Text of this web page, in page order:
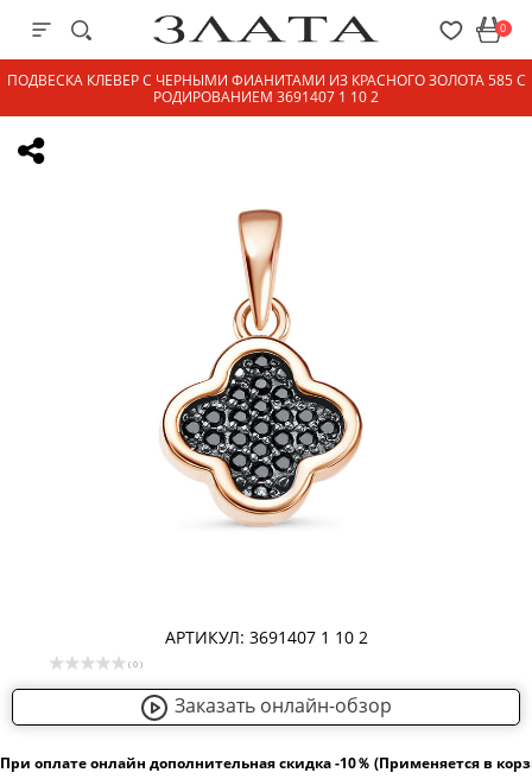
0
ПОДВЕСКА КЛЕВЕР С ЧЕРНЫМИ ФИАНИТАМИ ИЗ КРАСНОГО ЗОЛОТА 585 С
РОДИРОВАНИЕМ 3691407 1 10 2
АРТИКУЛ: 3691407 1 10 2
( 0 )
Заказать онлайн-обзор
При оплате онлайн дополнительная скидка -10％ (Применяется в